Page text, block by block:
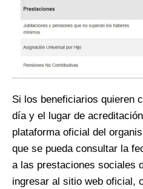
Si los beneficiarios quieren
día y el lugar de
plataforma oficial del
que se pueda consultar la
a las prestaciones sociales
ingresar al sitio web oficial,